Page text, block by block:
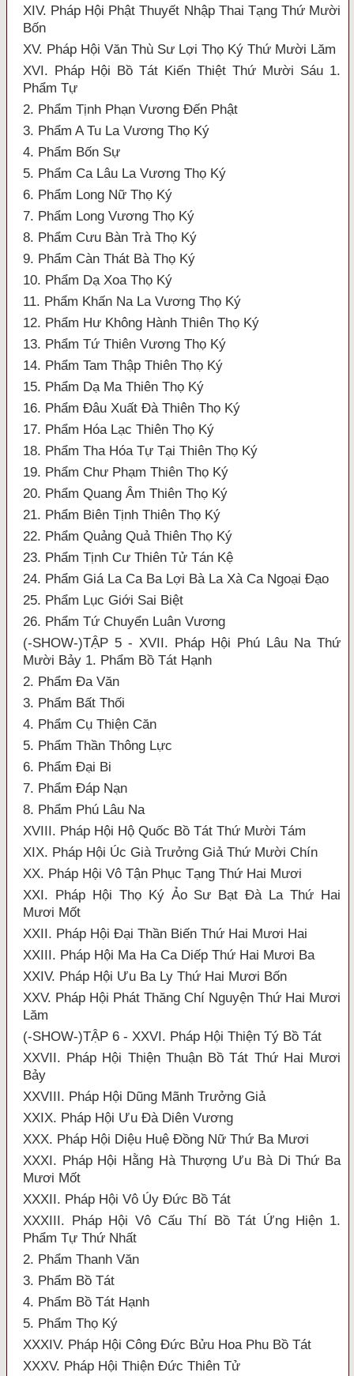
XIV. Pháp Hội Phật Thuyết Nhập Thai Tạng Thứ Mười
Bốn
XV. Pháp Hội Văn Thù Sư Lợi Thọ Ký Thứ Mười Lăm
XVI. Pháp Hội Bồ Tát Kiến Thiệt Thứ Mười Sáu 1.
Phẩm Tự
2. Phẩm Tịnh Phạn Vương Đến Phật
3. Phẩm A Tu La Vương Thọ Ký
4. Phẩm Bốn Sự
5. Phẩm Ca Lâu La Vương Thọ Ký
6. Phẩm Long Nữ Thọ Ký
7. Phẩm Long Vương Thọ Ký
8. Phẩm Cưu Bàn Trà Thọ Ký
9. Phẩm Càn Thát Bà Thọ Ký
10. Phẩm Dạ Xoa Thọ Ký
11. Phẩm Khấn Na La Vương Thọ Ký
12. Phẩm Hư Không Hành Thiên Thọ Ký
13. Phẩm Tứ Thiên Vương Thọ Ký
14. Phẩm Tam Thập Thiên Thọ Ký
15. Phẩm Dạ Ma Thiên Thọ Ký
16. Phẩm Đâu Xuất Đà Thiên Thọ Ký
17. Phẩm Hóa Lạc Thiên Thọ Ký
18. Phẩm Tha Hóa Tự Tại Thiên Thọ Ký
19. Phẩm Chư Phạm Thiên Thọ Ký
20. Phẩm Quang Âm Thiên Thọ Ký
21. Phẩm Biên Tịnh Thiên Thọ Ký
22. Phẩm Quảng Quả Thiên Thọ Ký
23. Phẩm Tịnh Cư Thiên Tử Tán Kệ
24. Phẩm Giá La Ca Ba Lợi Bà La Xà Ca Ngoại Đạo
25. Phẩm Lục Giới Sai Biệt
26. Phẩm Tứ Chuyển Luân Vương
(-SHOW-)TẬP 5 - XVII. Pháp Hội Phú Lâu Na Thứ
Mười Bảy 1. Phẩm Bồ Tát Hạnh
2. Phẩm Đa Văn
3. Phẩm Bất Thối
4. Phẩm Cụ Thiện Căn
5. Phẩm Thần Thông Lực
6. Phẩm Đại Bi
7. Phẩm Đáp Nạn
8. Phẩm Phú Lâu Na
XVIII. Pháp Hội Hộ Quốc Bồ Tát Thứ Mười Tám
XIX. Pháp Hội Úc Già Trưởng Giả Thứ Mười Chín
XX. Pháp Hội Vô Tận Phục Tạng Thứ Hai Mươi
XXI. Pháp Hội Thọ Ký Ảo Sư Bạt Đà La Thứ Hai
Mươi Mốt
XXII. Pháp Hội Đại Thần Biến Thứ Hai Mươi Hai
XXIII. Pháp Hội Ma Ha Ca Diếp Thứ Hai Mươi Ba
XXIV. Pháp Hội Ưu Ba Ly Thứ Hai Mươi Bốn
XXV. Pháp Hội Phát Thăng Chí Nguyện Thứ Hai Mươi
Lăm
(-SHOW-)TẬP 6 - XXVI. Pháp Hội Thiện Tý Bồ Tát
XXVII. Pháp Hội Thiện Thuận Bồ Tát Thứ Hai Mươi
Bảy
XXVIII. Pháp Hội Dũng Mãnh Trưởng Giả
XXIX. Pháp Hội Ưu Đà Diên Vương
XXX. Pháp Hội Diệu Huệ Đồng Nữ Thứ Ba Mươi
XXXI. Pháp Hội Hằng Hà Thượng Ưu Bà Di Thứ Ba
Mươi Mốt
XXXII. Pháp Hội Vô Úy Đức Bồ Tát
XXXIII. Pháp Hội Vô Cấu Thí Bồ Tát Ứng Hiện 1.
Phẩm Tự Thứ Nhất
2. Phẩm Thanh Văn
3. Phẩm Bồ Tát
4. Phẩm Bồ Tát Hạnh
5. Phẩm Thọ Ký
XXXIV. Pháp Hội Công Đức Bửu Hoa Phu Bồ Tát
XXXV. Pháp Hội Thiện Đức Thiên Tử